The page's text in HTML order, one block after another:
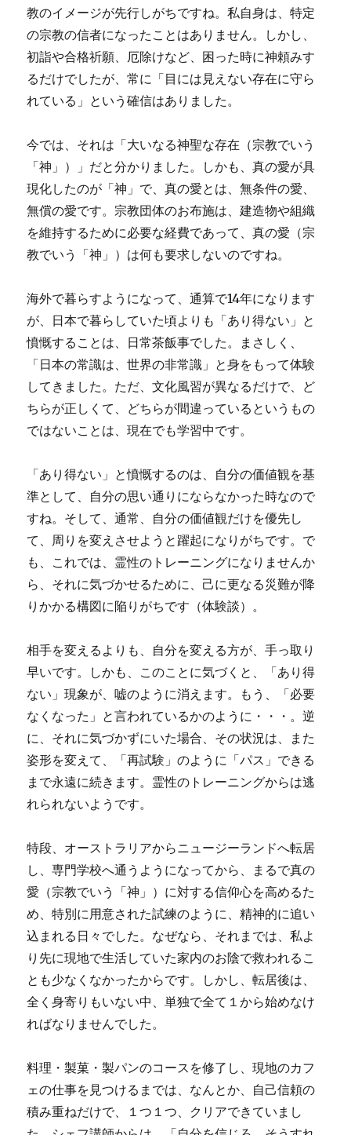
教のイメージが先行しがちですね。私自身は、特定
の宗教の信者になったことはありません。しかし、
初詣や合格祈願、厄除けなど、困った時に神頼みす
るだけでしたが、常に「目には見えない存在に守ら
れている」という確信はありました。
今では、それは「大いなる神聖な存在（宗教でいう
「神」）」だと分かりました。しかも、真の愛が具
現化したのが「神」で、真の愛とは、無条件の愛、
無償の愛です。宗教団体のお布施は、建造物や組織
を維持するために必要な経費であって、真の愛（宗
教でいう「神」）は何も要求しないのですね。
海外で暮らすようになって、通算で14年になります
が、日本で暮らしていた頃よりも「あり得ない」と
憤慨することは、日常茶飯事でした。まさしく、
「日本の常識は、世界の非常識」と身をもって体験
してきました。ただ、文化風習が異なるだけで、ど
ちらが正しくて、どちらが間違っているというもの
ではないことは、現在でも学習中です。
「あり得ない」と憤慨するのは、自分の価値観を基
準として、自分の思い通りにならなかった時なので
すね。そして、通常、自分の価値観だけを優先し
て、周りを変えさせようと躍起になりがちです。で
も、これでは、霊性のトレーニングになりませんか
ら、それに気づかせるために、己に更なる災難が降
りかかる構図に陥りがちです（体験談）。
相手を変えるよりも、自分を変える方が、手っ取り
早いです。しかも、このことに気づくと、「あり得
ない」現象が、嘘のように消えます。もう、「必要
なくなった」と言われているかのように・・・。逆
に、それに気づかずにいた場合、その状況は、また
姿形を変えて、「再試験」のように「パス」できる
まで永遠に続きます。霊性のトレーニングからは逃
れられないようです。
特段、オーストラリアからニュージーランドへ転居
し、専門学校へ通うようになってから、まるで真の
愛（宗教でいう「神」）に対する信仰心を高めるた
め、特別に用意された試練のように、精神的に追い
込まれる日々でした。なぜなら、それまでは、私よ
り先に現地で生活していた家内のお陰で救われるこ
とも少なくなかったからです。しかし、転居後は、
全く身寄りもいない中、単独で全て１から始めなけ
ればなりませんでした。
料理・製菓・製パンのコースを修了し、現地のカフ
ェの仕事を見つけるまでは、なんとか、自己信頼の
積み重ねだけで、１つ１つ、クリアできていまし